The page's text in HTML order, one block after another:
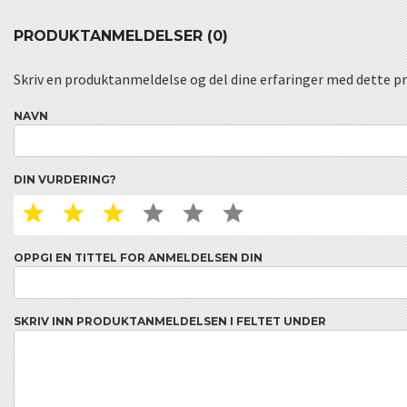
PRODUKTANMELDELSER (0)
Skriv en produktanmeldelse og del dine erfaringer med dette
NAVN
DIN VURDERING?
1 STAR2 STAR3 STAR4 STAR5 STAR
OPPGI EN TITTEL FOR ANMELDELSEN DIN
SKRIV INN PRODUKTANMELDELSEN I FELTET UNDER